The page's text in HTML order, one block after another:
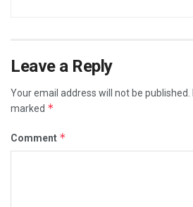
Leave a Reply
Your email address will not be published.
marked *
Comment *